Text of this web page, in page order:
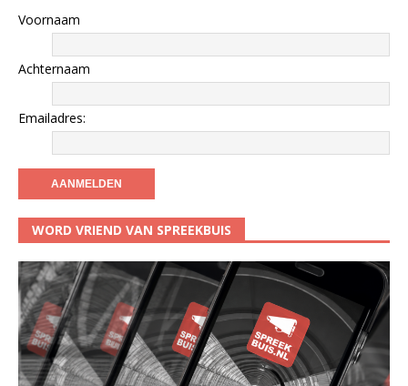
Voornaam
Achternaam
Emailadres:
WORD VRIEND VAN SPREEKBUIS